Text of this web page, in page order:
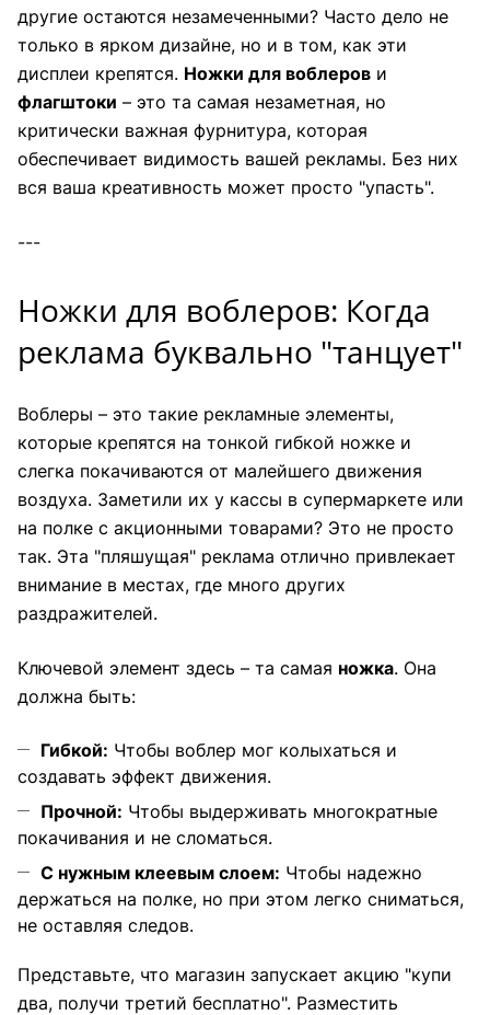
другие остаются незамеченными? Часто дело не
только в ярком дизайне, но и в том, как эти
дисплеи крепятся. Ножки для воблеров и
флагштоки – это та самая незаметная, но
критически важная фурнитура, которая
обеспечивает видимость вашей рекламы. Без них
вся ваша креативность может просто "упасть".
---
Ножки для воблеров: Когда
реклама буквально "танцует"
Воблеры – это такие рекламные элементы,
которые крепятся на тонкой гибкой ножке и
слегка покачиваются от малейшего движения
воздуха. Заметили их у кассы в супермаркете или
на полке с акционными товарами? Это не просто
так. Эта "пляшущая" реклама отлично привлекает
внимание в местах, где много других
раздражителей.
Ключевой элемент здесь – та самая ножка. Она
должна быть:
Гибкой: Чтобы воблер мог колыхаться и
создавать эффект движения.
Прочной: Чтобы выдерживать многократные
покачивания и не сломаться.
С нужным клеевым слоем: Чтобы надежно
держаться на полке, но при этом легко сниматься,
не оставляя следов.
Представьте, что магазин запускает акцию "купи
два, получи третий бесплатно". Разместить